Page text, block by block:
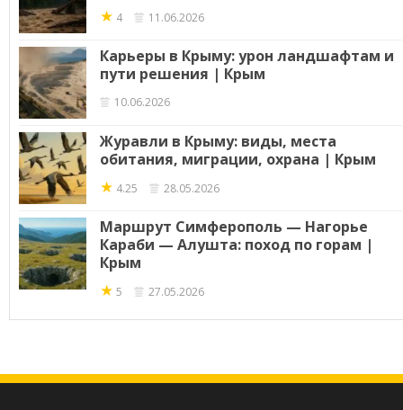
★ 4 11.06.2026
Карьеры в Крыму: урон ландшафтам и
пути решения | Крым
10.06.2026
Журавли в Крыму: виды, места
обитания, миграции, охрана | Крым
★ 4.25 28.05.2026
Маршрут Симферополь — Нагорье
Караби — Алушта: поход по горам |
Крым
★ 5 27.05.2026